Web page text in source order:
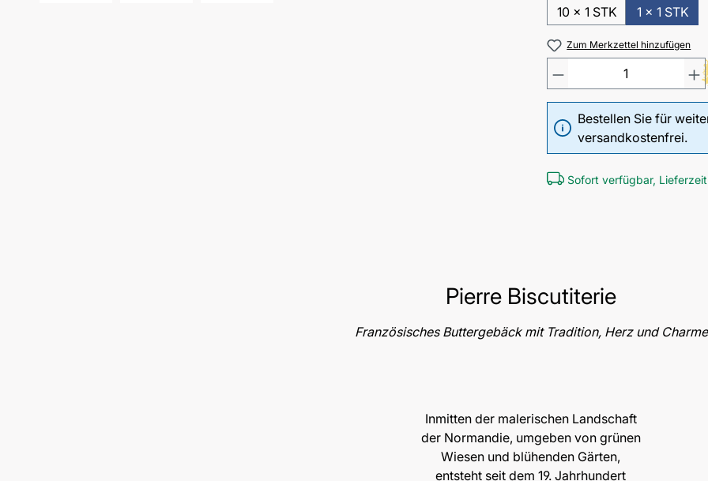
10 x 1 STK
1 x 1 STK
Zum Merkzettel hinzufügen
Bestellen Sie für
versandkostenfrei.
Sofort verfügbar,
Pierre Biscutiterie
Französisches Buttergebäck mit Tradition, Herz und Charme
Inmitten der malerischen Landschaft
der Normandie, umgeben von grünen
Wiesen und blühenden Gärten,
entsteht seit dem 19. Jahrhundert